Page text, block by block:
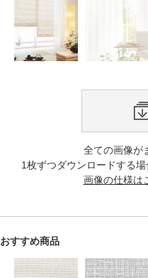
全ての画像が
1枚ずつダウンロードする
画像の仕様は
おすすめ商品